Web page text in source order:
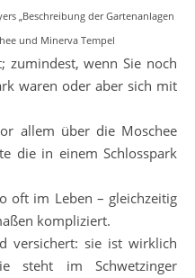
„Beschreibung der Gartenanlagen
und Minerva Tempel
zumindest, wenn Sie noch
waren oder aber sich mit
allem über die Moschee
die in einem Schlosspark
oft im Leben – gleichzeitig
kompliziert.
versichert: sie ist wirklich
steht im Schwetzinger